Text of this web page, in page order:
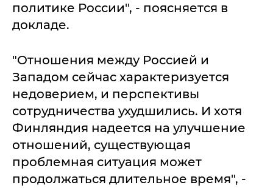
политике России", - поясняется в
докладе.
"Отношения между Россией и
Западом сейчас характеризуется
недоверием, и перспективы
сотрудничества ухудшились. И хотя
Финляндия надеется на улучшение
отношений, существующая
проблемная ситуация может
продолжаться длительное время", -